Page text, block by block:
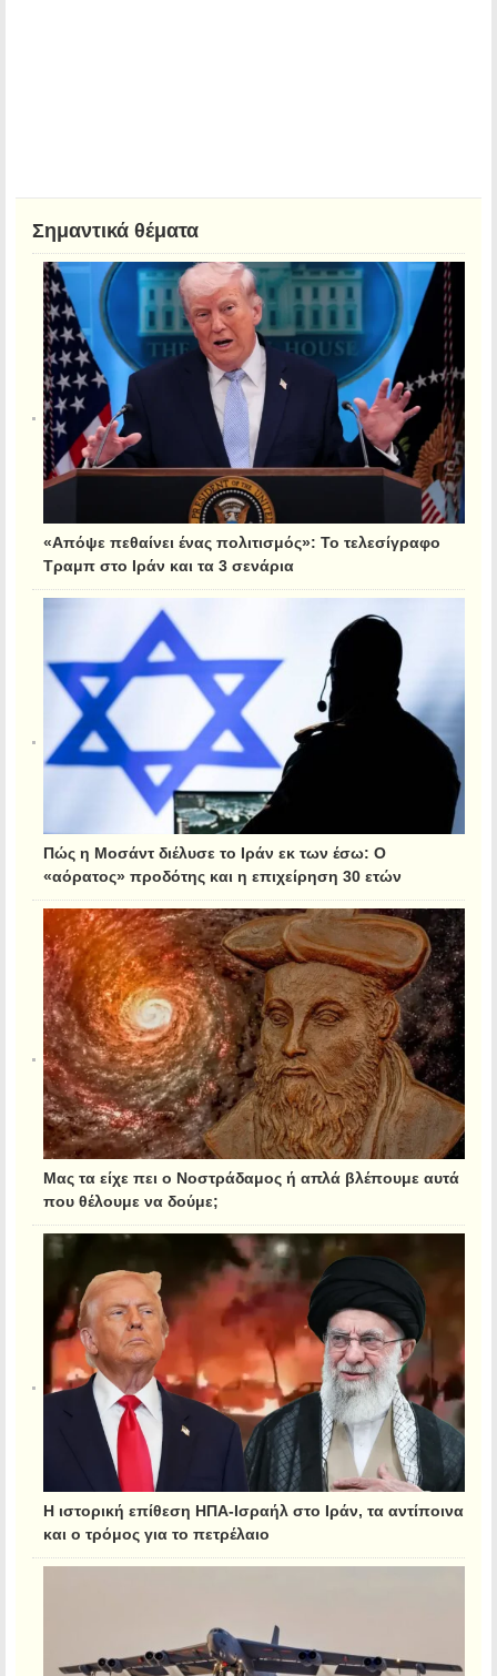
Σημαντικά θέματα
«Απόψε πεθαίνει ένας πολιτισμός»: Το τελεσίγραφο
Τραμπ στο Ιράν και τα 3 σενάρια
Πώς η Μοσάντ διέλυσε το Ιράν εκ των έσω: Ο
«αόρατος» προδότης και η επιχείρηση 30 ετών
Μας τα είχε πει ο Νοστράδαμος ή απλά βλέπουμε αυτά
που θέλουμε να δούμε;
Η ιστορική επίθεση ΗΠΑ-Ισραήλ στο Ιράν, τα αντίποινα
και ο τρόμος για το πετρέλαιο